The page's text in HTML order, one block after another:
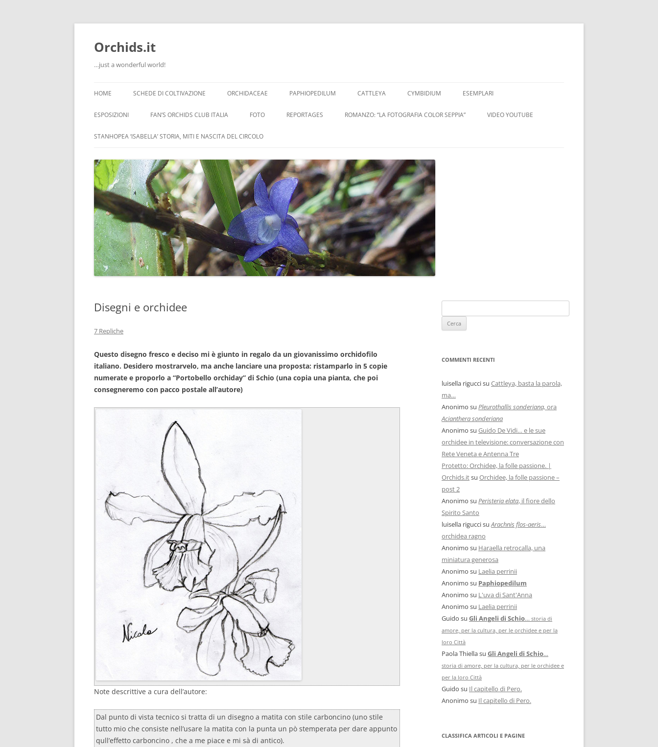
Orchids.it
…just a wonderful world!
al
HOME
INFO
LA SERRA DI GUIDO
SCHEDE DI COLTIVAZIONE ORCHIDACEAE PAPHIOPEDILUM CATTLEYA CYMBIDIUM ESEMPLARI
ESPOSIZIONI FAN’S ORCHIDS CLUB ITALIA FOTO REPORTAGES ROMANZO: “LA FOTOGRAFIA COLOR SEPPIA” VIDEO YOUTUBE
STANHOPEA ‘ISABELLA’ STORIA, MITI E NASCITA DEL CIRCOLO
Disegni e orchidee
7 Repliche
Questo disegno fresco e deciso mi è giunto in regalo da un giovanissimo orchidofilo
italiano. Desidero mostrarvelo, ma anche lanciare una proposta: ristamparlo in 5 copie
numerate e proporlo a “Portobello orchiday” di Schio (una copia una pianta, che poi
consegneremo con pacco postale all’autore)
Note descrittive a cura dell’autore:
Dal punto di vista tecnico si tratta di un disegno a matita con stile carboncino (uno stile
tutto mio che consiste nell’usare la matita con la punta un pò stemperata per dare appunto
qull’effetto carboncino , che a me piace e mi sà di antico).
COMMENTI RECENTI
luisella riguccisu Cattleya, basta la parola,
ma…
Anonimo su Pleurothallis sonderiana, ora
Acianthera sonderiana
Anonimo su Guido De Vidi… e le sue
orchidee in televisione: conversazione con
Rete Veneta e Antenna Tre
Protetto: Orchidee, la folle passione. |
Orchids.itsu Orchidee, la folle passione –
post 2
Anonimo su Peristeria elata, il fiore dello
Spirito Santo
luisella riguccisuArachnis flos-aeris…
orchidea ragno
Anonimo su Haraella retrocalla, una
miniatura generosa
Anonimo su Laelia perrinii
Anonimo su Paphiopedilum
Anonimo su L'uva di Sant'Anna
Anonimo su Laelia perrinii
Guido su Gli Angeli di Schio… storia di
amore, per la cultura, per le orchidee e per la
loro Città
Paola Thiellasu Gli Angeli di Schio…
storia di amore, per la cultura, per le orchidee e
per la loro Città
Guido su Il capitello di Pero.
Anonimo su Il capitello di Pero.
CLASSIFICA ARTICOLI E PAGINE